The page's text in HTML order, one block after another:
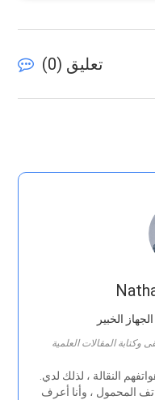
تعليق ( 0
)
الخبير
وكتابة المقالات العلمية
المحمول ، وأنا أعرف